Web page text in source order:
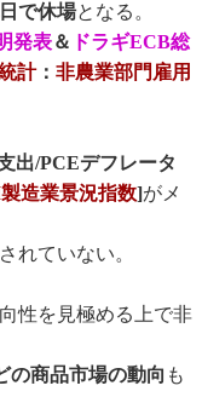
で休場となる。
発表＆ ドラギECB総
計： 非農業部門雇用
出/PCEデフレータ
造業景況指数]がメ
れていない。
性を見極める上で非
の商品市場の動向 も